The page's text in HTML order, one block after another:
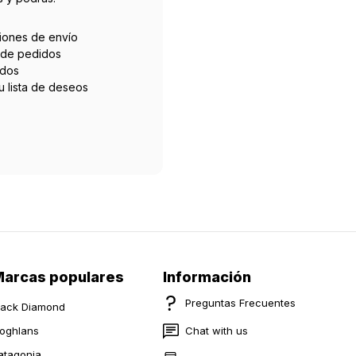
de envío
pedidos
lista de deseos
populares
Diamond
Información
Preguntas Frecuentes
Chat with us